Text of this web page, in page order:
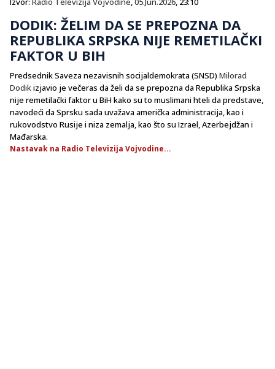
DODIK: ŽELIM DA SE PREPOZNA DA
REPUBLIKA SRPSKA NIJE REMETILAČKI
FAKTOR U BIH
Predsednik Saveza nezavisnih socijaldemokrata (SNSD) Milorad
Dodikizjavio je večeras da želi da se prepozna da Republika Srpska
nije remetilački faktor u BiH kako su to muslimani hteli da predstave,
navodeći da Sprsku sada uvažava američka administracija, kao i
rukovodstvo Rusije i niza zemalja, kao što su Izrael, Azerbejdžan i
Mađarska.
Nastavak na Radio Televizija Vojvodine...